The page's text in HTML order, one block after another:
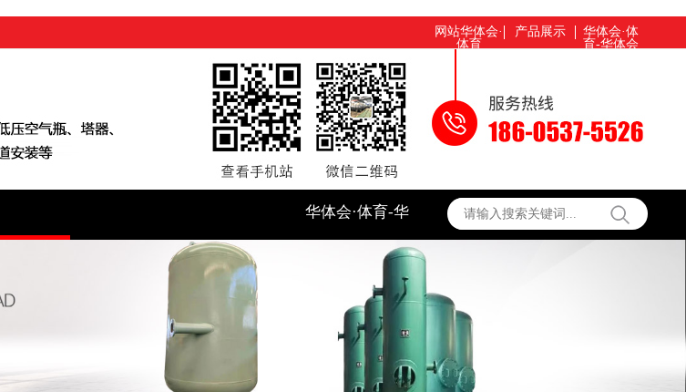
网站华体会·
体育
产品展示
华体会·体
育-华体会
车间设备
华体会·体育-华
体会（中国）